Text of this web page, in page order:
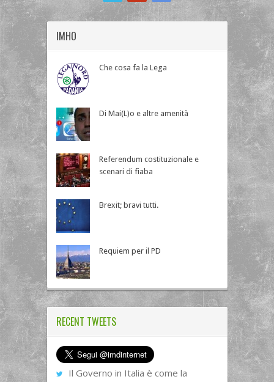
IMHO
Che cosa fa la Lega
Di Mai(L)o e altre amenità
Referendum costituzionale e
scenari di fiaba
Brexit; bravi tutti.
Requiem per il PD
RECENT TWEETS
Il Governo in Italia è come la